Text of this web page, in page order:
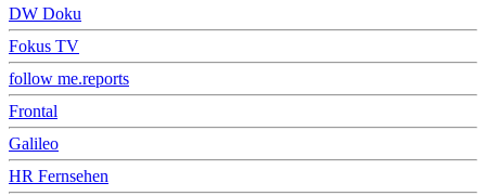
DW Doku
Fokus TV
follow me.reports
Frontal
Galileo
HR Fernsehen